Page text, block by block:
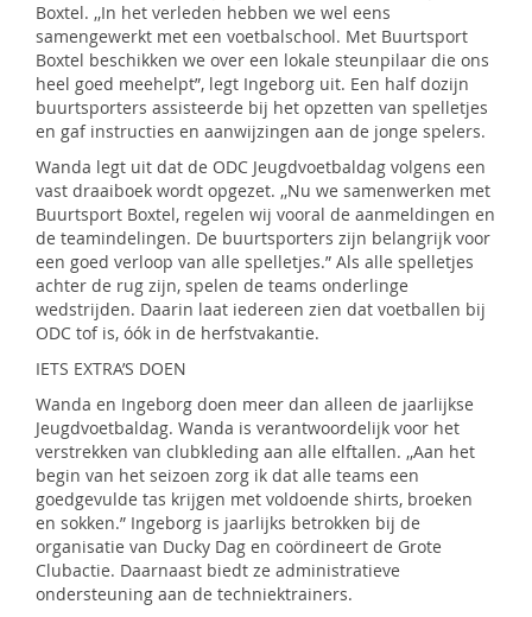
Boxtel. ,,In het verleden hebben we wel eens
samengewerkt met een voetbalschool. Met Buurtsport
Boxtel beschikken we over een lokale steunpilaar die ons
heel goed meehelpt”, legt Ingeborg uit. Een half dozijn
buurtsporters assisteerde bij het opzetten van spelletjes
en gaf instructies en aanwijzingen aan de jonge spelers.
Wanda legt uit dat de ODC Jeugdvoetbaldag volgens een
vast draaiboek wordt opgezet. ,,Nu we samenwerken met
Buurtsport Boxtel, regelen wij vooral de aanmeldingen en
de teamindelingen. De buurtsporters zijn belangrijk voor
een goed verloop van alle spelletjes.” Als alle spelletjes
achter de rug zijn, spelen de teams onderlinge
wedstrijden. Daarin laat iedereen zien dat voetballen bij
ODC tof is, óók in de herfstvakantie.
IETS EXTRA’S DOEN
Wanda en Ingeborg doen meer dan alleen de jaarlijkse
Jeugdvoetbaldag. Wanda is verantwoordelijk voor het
verstrekken van clubkleding aan alle elftallen. ,,Aan het
begin van het seizoen zorg ik dat alle teams een
goedgevulde tas krijgen met voldoende shirts, broeken
en sokken.” Ingeborg is jaarlijks betrokken bij de
organisatie van Ducky Dag en coördineert de Grote
Clubactie. Daarnaast biedt ze administratieve
ondersteuning aan de techniektrainers.